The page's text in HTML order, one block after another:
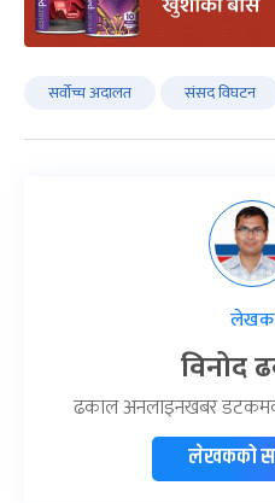
सर्वोच्च अदालत संसद विघटन
लेखक
विनोद
ढकाल अनलाइनखबर
लेखकको